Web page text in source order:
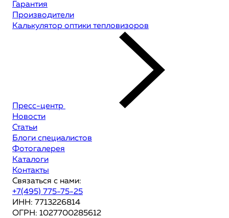
Гарантия
Производители
Калькулятор оптики тепловизоров
Пресс-центр
Новости
Статьи
Блоги специалистов
Фотогалерея
Каталоги
Контакты
Связаться с нами:
+7(495) 775-75-25
ИНН: 7713226814
ОГРН: 1027700285612